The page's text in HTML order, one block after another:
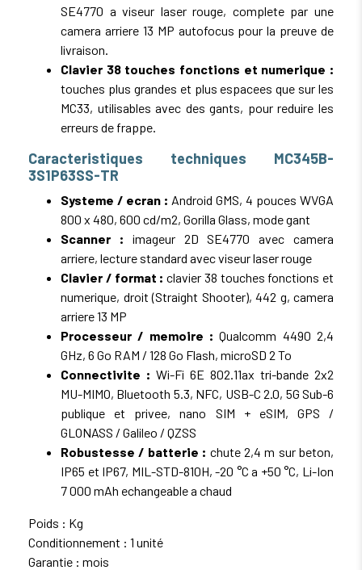
SE4770 a viseur laser rouge, complete par une
camera arriere 13 MP autofocus pour la preuve de
livraison.
Clavier 38 touches fonctions et numerique :
touches plus grandes et plus espacees que sur les
MC33, utilisables avec des gants, pour reduire les
erreurs de frappe.
Caracteristiques techniques MC345B-
3S1P63SS-TR
Systeme / ecran : Android GMS, 4 pouces WVGA
800 x 480, 600 cd/m2, Gorilla Glass, mode gant
Scanner : imageur 2D SE4770 avec camera
arriere, lecture standard avec viseur laser rouge
Clavier / format : clavier 38 touches fonctions et
numerique, droit (Straight Shooter), 442 g, camera
arriere 13 MP
Processeur / memoire : Qualcomm 4490 2,4
GHz, 6 Go RAM / 128 Go Flash, microSD 2 To
Connectivite : Wi-Fi 6E 802.11ax tri-bande 2x2
MU-MIMO, Bluetooth 5.3, NFC, USB-C 2.0, 5G Sub-6
publique et privee, nano SIM + eSIM, GPS /
GLONASS / Galileo / QZSS
Robustesse / batterie : chute 2,4 m sur beton,
IP65 et IP67, MIL-STD-810H, -20 °C a +50 °C, Li-Ion
7 000 mAh echangeable a chaud
Poids : Kg
Conditionnement : 1 unité
Garantie : mois